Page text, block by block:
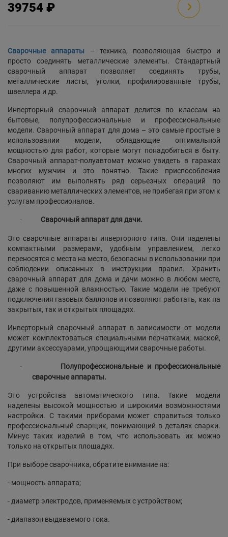
39754 ₽
Сварочные аппараты – техника, позволяющая быстро и
просто соединять металлические элементы. Стандартный
сварочный аппарат позволяет соединять трубы,
металлические листы, уголки, профилированные трубы,
швеллера и др.
Инверторный сварочный аппарат делится по классам на
бытовые, полупрофессиональные и профессиональные
модели. Сварочный аппарат для дома – это самые простые в
использовании модели, обладающие оптимальной
мощностью для работ, которые могут понадобиться в быту.
Сварочный аппарат-полуавтомат можно увидеть в гаражах
многих мужчин и это понятно. Такие приспособления
позволяют им выполнять ряд серьезных операций по
свариванию металлических элементов, не прибегая при этом к
услугам профессионалов.
· Сварочный аппарат для дачи.
Это сварочные аппараты инверторного типа. Они наделены
компактными размерами, удобным управлением, легко
переносятся с места на место, безопасны в использовании при
соблюдении описанных в инструкции правил. Хранить
сварочный аппарат для дома и дачи можно в любом месте,
даже с повышенной влажностью. Такие модели не требуют
подключения газовых баллонов и позволяют работать, как на
закрытых, так и открытых площадях.
Инверторный сварочный аппарат в зависимости от модели
может комплектоваться специальными перчатками, маской,
другими аксессуарами, упрощающими сварочные работы.
·
Полупрофессиональные и профессиональные
сварочные аппараты.
Это устройства автоматического типа. Такие модели
наделены высокой мощностью и широкими возможностями
настройки. С такими приборами может справиться только
профессиональный сварщик, понимающий в деталях сварки.
Минус таких изделий в том, что использовать их можно
только на открытых площадях.
При выборе сварочника, обратите внимание на:
- мощность аппарата;
- диаметр электродов, применяемых с устройством;
- диапазон выдаваемого тока.